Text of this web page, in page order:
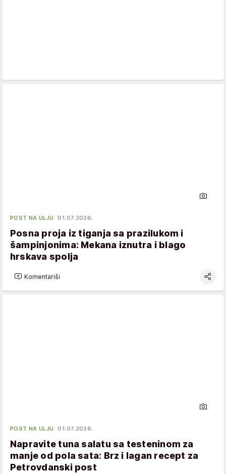
POST NA ULJU 01.07.2026.
Posna proja iz tiganja sa prazilukom i
šampinjonima: Mekana iznutra i blago
hrskava spolja
Komentariši
POST NA ULJU 01.07.2026.
Napravite tuna salatu sa testeninom za
manje od pola sata: Brz i lagan recept za
Petrovdanski post